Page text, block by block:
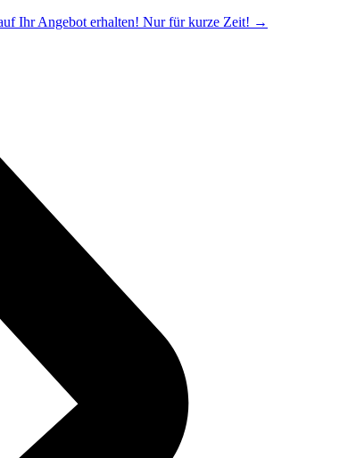
Ihr Angebot erhalten! Nur für kurze Zeit! →